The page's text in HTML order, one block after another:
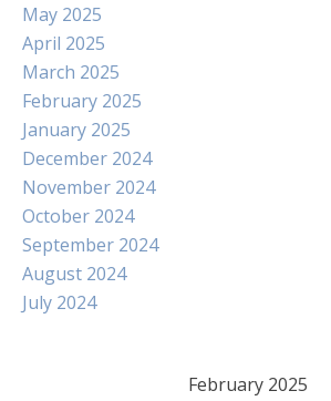
May 2025
April 2025
March 2025
February 2025
January 2025
December 2024
November 2024
October 2024
September 2024
August 2024
July 2024
February 2025